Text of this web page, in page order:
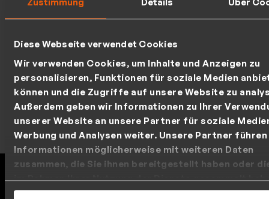
Diese Webseite verwendet Cookies
Wir verwenden Cookies, um Inhalte und Anzeigen zu
personalisieren, Funktionen für soziale Medien
können und die Zugriffe auf unsere Website zu
Außerdem geben wir Informationen zu Ihrer
unserer Website an unsere Partner für soziale
Werbung und Analysen weiter. Unsere Partner
Informationen möglicherweise mit weiteren Daten
zusammen, die Sie ihnen bereitgestellt haben oder
im Rahmen Ihrer Nutzung der Dienste gesammelt
Ihre Cookie-Einstellungen können Sie jederzeit in
DRACOON - Nachweisbar sicher